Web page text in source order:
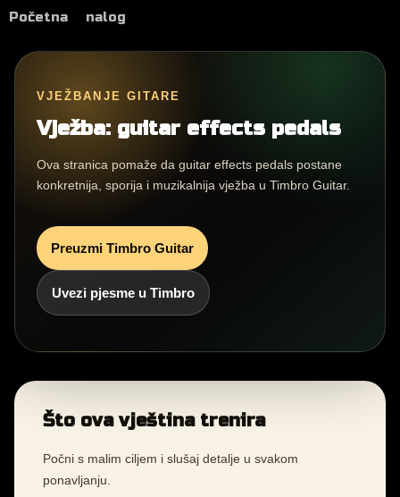
Početna nalog
VJEŽBANJE GITARE
Vježba: guitar effects pedals
Ova stranica pomaže da guitar effects pedals postane
konkretnija, sporija i muzikalnija vježba u Timbro Guitar.
Preuzmi Timbro Guitar
Uvezi pjesme u Timbro
Što ova vještina trenira
Počni s malim ciljem i slušaj detalje u svakom
ponavljanju.